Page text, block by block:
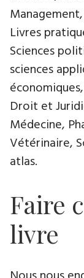
Livres
Sciences
sciences
Droit et
Médecine,
Vétérinaire,
atlas.
Faire
livre